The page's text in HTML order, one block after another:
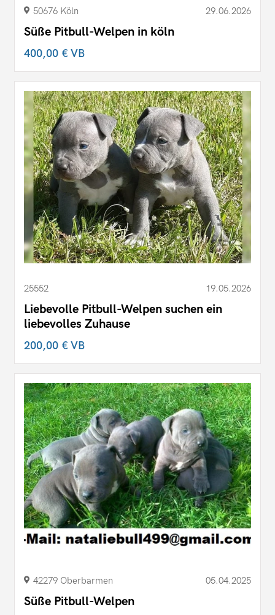
50676 Köln 29.06.2026
Süße Pitbull-Welpen in köln
400,00 €VB
25552 19.05.2026
Liebevolle Pitbull-Welpen suchen ein
liebevolles Zuhause
200,00 €VB
42279 Oberbarmen 05.04.2025
Süße Pitbull-Welpen